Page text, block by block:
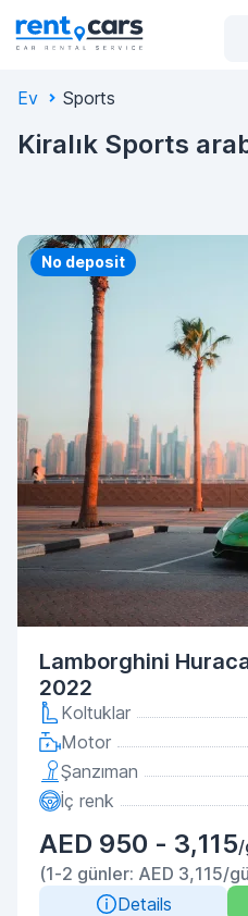
Ev Sports
Kiralık Sports
Priority
No deposit
Lamborghini
2022
Koltuklar
Motor
Şanzıman
İç renk
AED 950 - 3,115/
(1-2 günler: AED 3,115/
Details